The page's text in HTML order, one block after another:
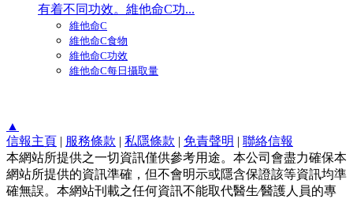
有着不同功效。維他命C功...
維他命C
維他命C食物
維他命C功效
維他命C每日攝取量
▲
信報主頁 | 服務條款 | 私隱條款 | 免責聲明 | 聯絡信報
本網站所提供之一切資訊僅供參考用途。本公司會盡力確保本
網站所提供的資訊準確，但不會明示或隱含保證該等資訊均準
確無誤。本網站刊載之任何資訊不能取代醫生∕醫護人員的專